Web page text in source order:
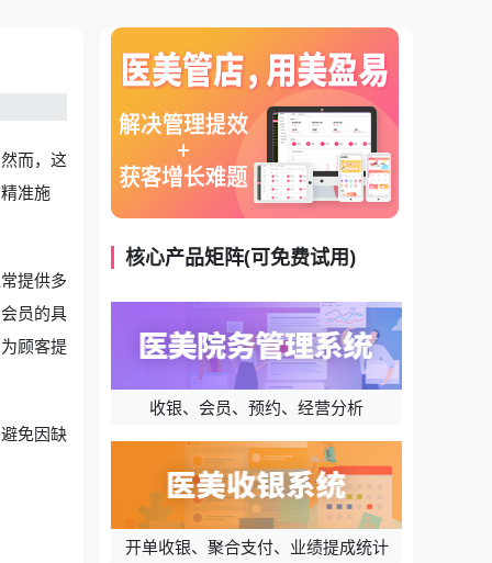
而，这
准施
提供多
员的具
顾客提
免因缺
核心产品矩阵(可免费试用)
收银、会员、预约、经营分析
开单收银、聚合支付、业绩提成统计